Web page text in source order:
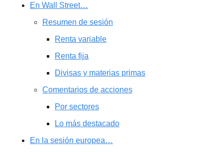
En Wall Street…
Resumen de sesión
Renta variable
Renta fija
Divisas y materias primas
Comentarios de acciones
Por sectores
Lo más destacado
En la sesión europea…